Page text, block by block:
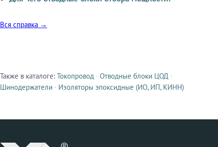
Вся справка →
Смежные продукты
Также в каталоге: Токопровод · Отводные блоки ЦОД ·
Шинодержатели · Изоляторы эпоксидные (ИО, ИП, КИНН)